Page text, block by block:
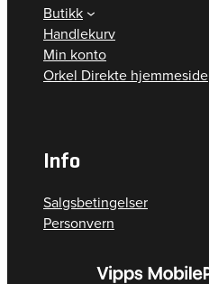
Butikk
Handlekurv
Min konto
Orkel Direkte hjemmeside
Info
Salgsbetingelser
Personvern